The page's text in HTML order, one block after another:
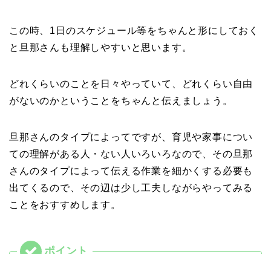
この時、1日のスケジュール等をちゃんと形にしておく
と旦那さんも理解しやすいと思います。
どれくらいのことを日々やっていて、どれくらい自由
がないのかということをちゃんと伝えましょう。
旦那さんのタイプによってですが、育児や家事につい
ての理解がある人・ない人いろいろなので、その旦那
さんのタイプによって伝える作業を細かくする必要も
出てくるので、その辺は少し工夫しながらやってみる
ことをおすすめします。